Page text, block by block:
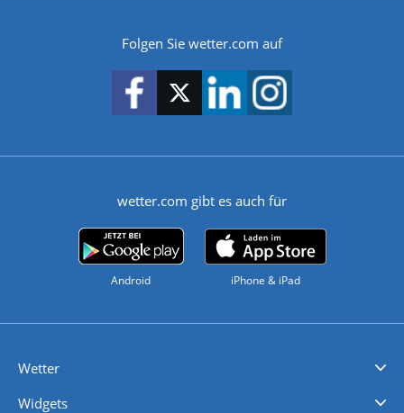
Folgen Sie wetter.com auf
wetter.com gibt es auch für
Android iPhone & iPad
Wetter
Widgets